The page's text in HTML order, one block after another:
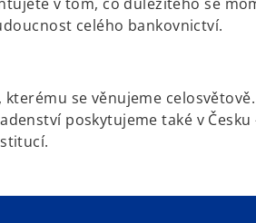
celého bankovnictví.
kterému se věnujeme
poskytujeme také v